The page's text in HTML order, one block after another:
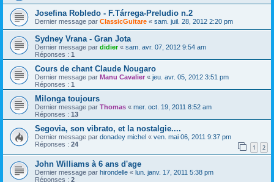
Josefina Robledo - F.Tárrega-Preludio n.2
Dernier message par ClassicGuitare « sam. juil. 28, 2012 2:20 pm
Sydney Vrana - Gran Jota
Dernier message par didier« sam. avr. 07, 2012 9:54 am
Réponses : 1
Cours de chant Claude Nougaro
Dernier message par Manu Cavalier « jeu. avr. 05, 2012 3:51 pm
Réponses : 1
Milonga toujours
Dernier message par Thomas « mer. oct. 19, 2011 8:52 am
Réponses : 13
Segovia, son vibrato, et la nostalgie....
Dernier message par donadey michel « ven. mai 06, 2011 9:37 pm
Réponses : 24 1 2
John Williams à 6 ans d'age
Dernier message par hirondelle « lun. janv. 17, 2011 5:38 pm
Réponses : 2